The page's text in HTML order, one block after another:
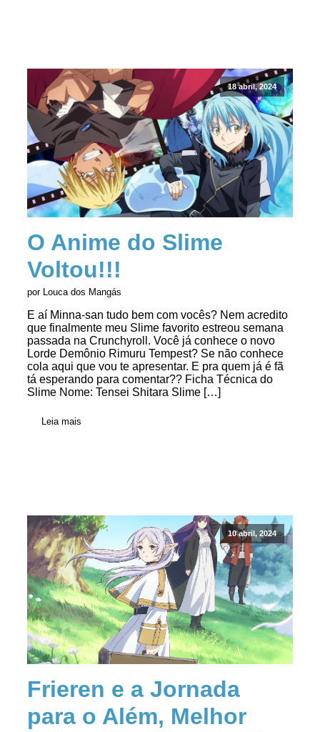
18 abril, 2024
O Anime do Slime
Voltou!!!
por Louca dos Mangás
E aí Minna-san tudo bem com vocês? Nem acredito
que finalmente meu Slime favorito estreou semana
passada na Crunchyroll. Você já conhece o novo
Lorde Demônio Rimuru Tempest? Se não conhece
cola aqui que vou te apresentar. E pra quem já é fã
tá esperando para comentar?? Ficha Técnica do
Slime Nome: Tensei Shitara Slime […]
Leia mais
10 abril, 2024
Frieren e a Jornada
para o Além, Melhor